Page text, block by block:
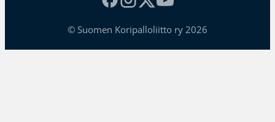
© Suomen Koripalloliitto ry 2026